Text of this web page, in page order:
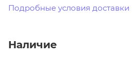
Подробные условия доставки
Наличие